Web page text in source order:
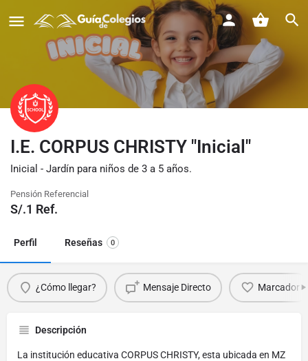
I.E. CORPUS CHRISTY "Inicial"
Inicial - Jardín para niños de 3 a 5 años.
Pensión Referencial
S/.1 Ref.
Perfil Reseñas 0
¿Cómo llegar? Mensaje Directo Marcador
Descripción
La institución educativa CORPUS CHRISTY, esta ubicada en MZ